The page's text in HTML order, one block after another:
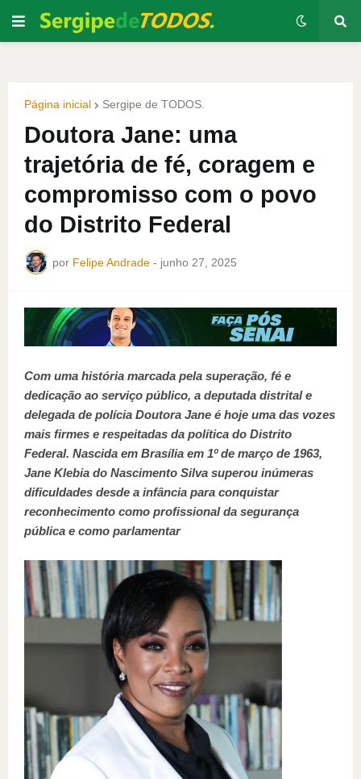
Página inicial Sergipe de TODOS.
Doutora Jane: uma
trajetória de fé, coragem e
compromisso com o povo
do Distrito Federal
por Felipe Andrade - junho 27, 2025
Com uma história marcada pela superação, fé e
dedicação ao serviço público, a deputada distrital e
delegada de polícia Doutora Jane é hoje uma das vozes
mais firmes e respeitadas da política do Distrito
Federal. Nascida em Brasília em 1º de março de 1963,
Jane Klebia do Nascimento Silva superou inúmeras
dificuldades desde a infância para conquistar
reconhecimento como profissional da segurança
pública e como parlamentar